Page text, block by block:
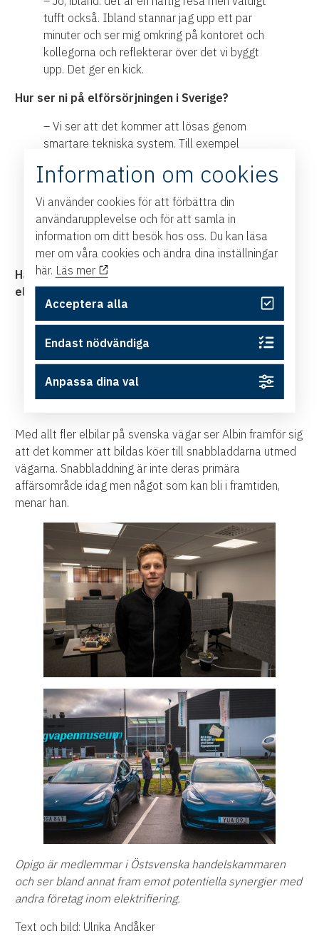
tufft också. Ibland stannar jag upp ett par
minuter och ser mig omkring på kontoret och
kollegorna och reflekterar över det vi byggt
upp. Det ger en kick.
Hur ser ni på elförsörjningen i Sverige?
– Vi ser att det kommer att lösas genom
smartare tekniska system. Till exempel
det finns mer el tillgänglig och liknande.
Smartare teknik som bygger bort effektbristen
i städerna. Energilagring i batterier från
solenergi kommer också att lösa mycket av
effektbristen fram över.
Har du några åsikter om statens inblandning i
elbilsutvecklingen?
– Jag tycker att de statliga bidrag är väldigt
bra som de är men de skulle kunna förenklas.
femtio procent idag och det är gynnsamt. Men
ansökningsprocessen kunde helt klart
Med allt fler elbilar på svenska vägar ser Albin framför sig
att det kommer att bildas köer till snabbladdarna utmed
vägarna. Snabbladdning är inte deras primära
affärsområde idag men något som kan bli i framtiden,
menar han.
Opigo är medlemmar i Östsvenska handelskammaren
och ser bland annat fram emot potentiella synergier med
andra företag inom elektrifiering.
Text och bild: Ulrika Andåker
Information om cookies
Vi använder cookies för att förbättra din
användarupplevelse och för att samla in
information om ditt besök hos oss. Du kan läsa
mer om våra cookies och ändra dina inställningar
här. Läs mer
Acceptera alla
Endast nödvändiga
Anpassa dina val